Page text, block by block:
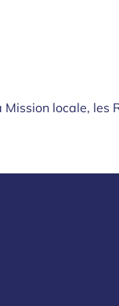
locale, les